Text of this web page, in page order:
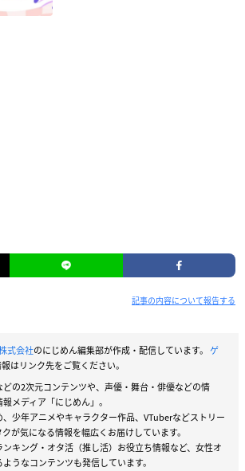
記事の内容について報告する
式会社のにじめん編集部が作成・配信しています。 ゲ
はリンク先をご覧ください。
の2次元コンテンツや、声優・舞台・俳優などの情
メディア「にじめん」。
少年アニメやキャラクター作品、VTuberなどストリー
が気になる情報を幅広くお届けしています。
キング・オタ活（推し活）お役立ち情報など、女性オ
うなコンテンツも発信しています。